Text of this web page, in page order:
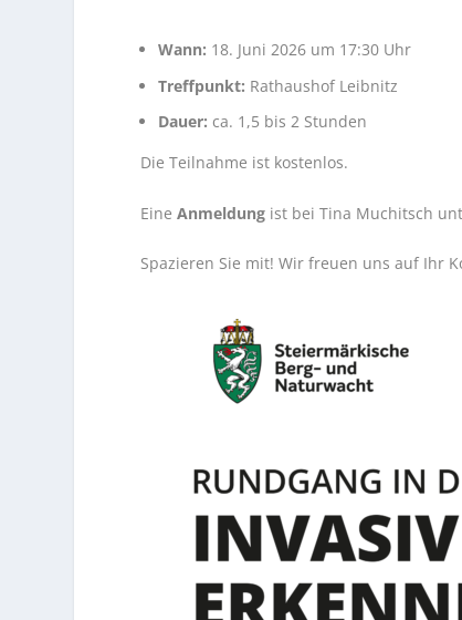
Wann: 18. Juni 2026 um 17:30 Uhr
Treffpunkt: Rathaushof Leibnitz
Dauer: ca. 1,5 bis 2 Stunden
Die Teilnahme ist kostenlos.
EineAnmeldung ist bei Tina Muchitsch
Spazieren Sie mit! Wir freuen uns auf Ihr